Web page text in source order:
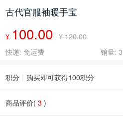
古代官服袖暖手宝
¥ 100.00
¥ 120.00
快递: 免运费
销量: 3
积分 | 购买即可获得100积分
商品评价(3 )